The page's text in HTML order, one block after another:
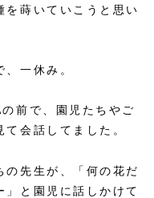
を蒔いていこうと思い
一休み。
前で、園児たちやご
会話してました。
の先生が、「何の花だ
」と園児に話しかけて